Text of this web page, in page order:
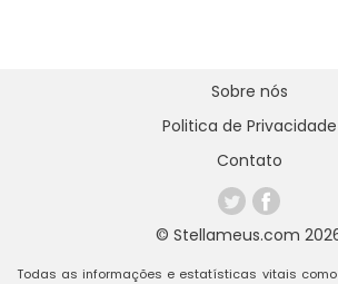
© Stellameus.com
Sobre nós
Politica de Privacidade
Contato
Todas as informações e estatísticas vitais